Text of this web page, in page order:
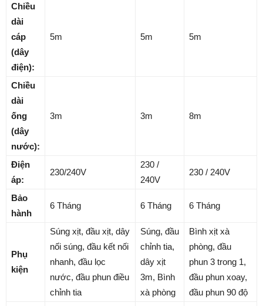
Chiều
dài
cáp
(dây
điện):
5m 5m 5m
Chiều
dài
ống
(dây
nước):
3m 3m 8m
Điện
áp:
230/240V
230 /
240V
230 / 240V
Bảo
hành
6 Tháng 6 Tháng 6 Tháng
Phụ
kiện
Súng xịt, đầu xịt, dây
nối súng, đầu kết nối
nhanh, đầu lọc
nước, đầu phun điều
chỉnh tia
Súng, đầu
chỉnh tia,
dây xịt
3m, Bình
xà phòng
Bình xịt xà
phòng, đầu
phun 3 trong 1,
đầu phun xoay,
đầu phun 90 độ